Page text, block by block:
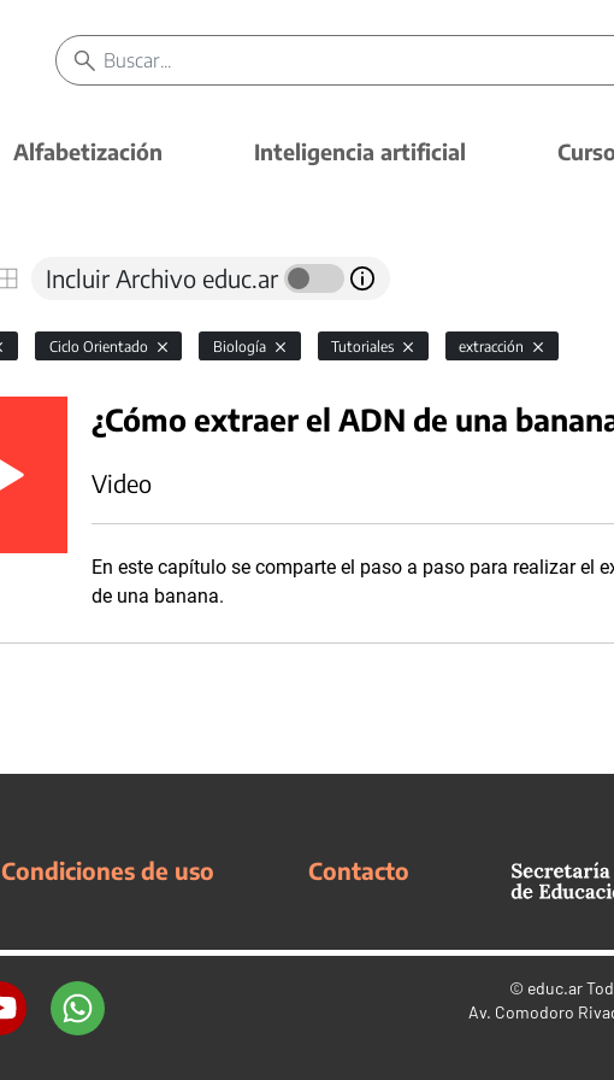
Alfabetización Inteligencia artificial
Incluir Archivo educ.ar
Ciclo Orientado Biología Tutoriales extracción
¿Cómo extraer el ADN de una
Video
En este capítulo se comparte el paso a paso para realizar el
de una banana.
Condiciones de uso Contacto
© educ.ar
Av. Comodoro